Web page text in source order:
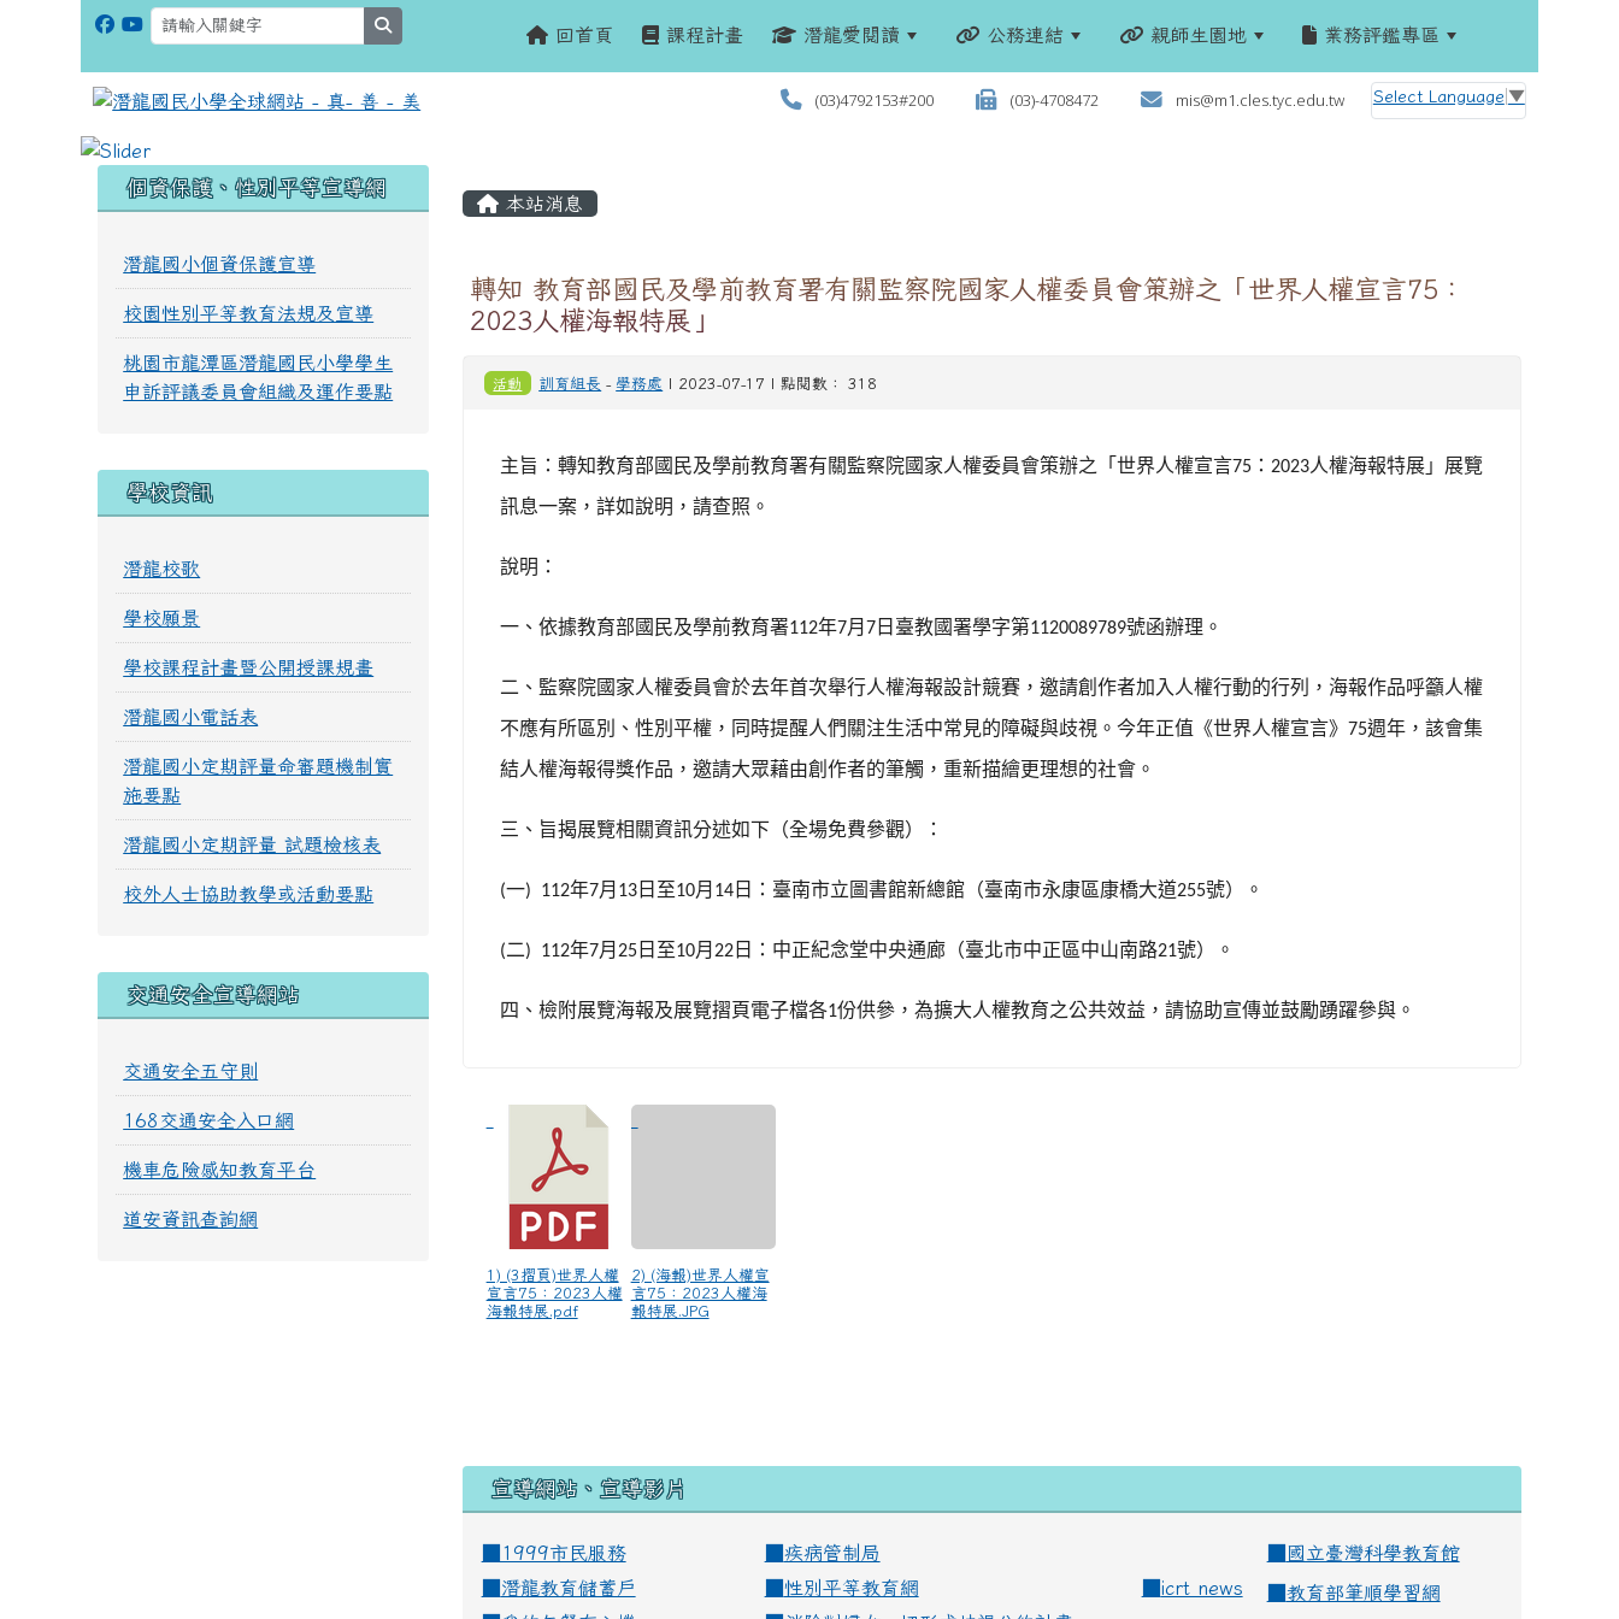
回首頁 課程計畫 潛龍愛閱讀 公務連結 親師生園地 業務評鑑專區
(03)4792153#200 (03)-4708472 mis@m1.cles.tyc.edu.tw Select Language ▼
本站消息
轉知 教育部國民及學前教育署有關監察院國家人權委員會策辦之「世界人權宣言75：
2023人權海報特展」
活動 訓育組長 - 學務處 | 2023-07-17 | 點閱數： 318
主旨：轉知教育部國民及學前教育署有關監察院國家人權委員會策辦之「世界人權宣言75： 2023人權海報特展」展覽
訊息一案，詳如說明，請查照。
說明：
一、依據教育部國民及學前教育署112年7月 7日臺教國署學字第1120089789號函辦理。
二、監察院國家人權委員會於去年首次舉行人權海報設計競賽，邀請創作者加入人權行動的行列，海報作品呼籲人權
不應有所區別、性別平權，同時提醒人們關注生活中常見的障礙與歧視。今年正值《世界人權宣言》 75週年，該會集
結人權海報得獎作品，邀請大眾藉由創作者的筆觸，重新描繪更理想的社會。
三、旨揭展覽相關資訊分述如下（全場免費參觀）：
(一) 112年7月 13日至10月 14日：臺南市立圖書館新總館（臺南市永康區康橋大道255號）。
(二) 112年7月 25日至10月 22日：中正紀念堂中央通廊（臺北市中正區中山南路21號）。
四、檢附展覽海報及展覽摺頁電子檔各1份供參，為擴大人權教育之公共效益，請協助宣傳並鼓勵踴躍參與。
1) (3摺頁)世界人權
宣言75：2023人權
海報特展.pdf
2) (海報)世界人權宣
言75：2023人權海
報特展.JPG
宣導網站、宣導影片
■1999市民服務 疾病管制局
國立臺灣科學教育館
潛龍教育儲蓄戶 性別平等教育網 icrt news
教育部筆順學習網
個資保護、性別平等宣導網
潛龍國小個資保護宣導
校園性別平等教育法規及宣導
桃園市龍潭區潛龍國民小學學生
申訴評議委員會組織及運作要點
學校資訊
潛龍校歌
學校願景
學校課程計畫暨公開授課規畫
潛龍國小電話表
潛龍國小定期評量命審題機制實
施要點
潛龍國小定期評量 試題檢核表
校外人士協助教學或活動要點
交通安全宣導網站
交通安全五守則
168交通安全入口網
機車危險感知教育平台
道安資訊查詢網